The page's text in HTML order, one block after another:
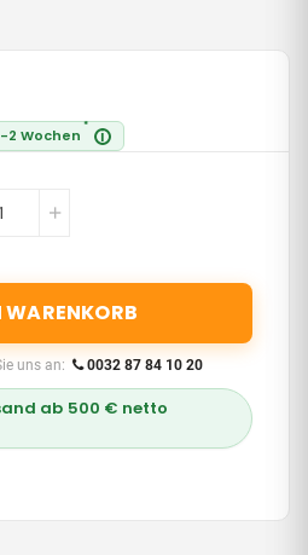
2 Wochen *
i
WARENKORB
uns an: 0032 87 84 10 20
ab 500 € netto